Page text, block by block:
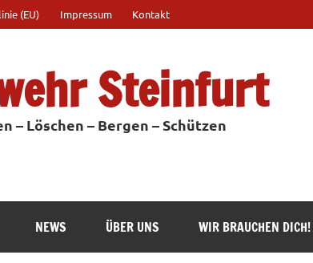
(EU) Impressum Kontakt
Steinfurt
– Löschen – Bergen – Schützen
NEWS ÜBER UNS WIR BRAUCHEN DICH!